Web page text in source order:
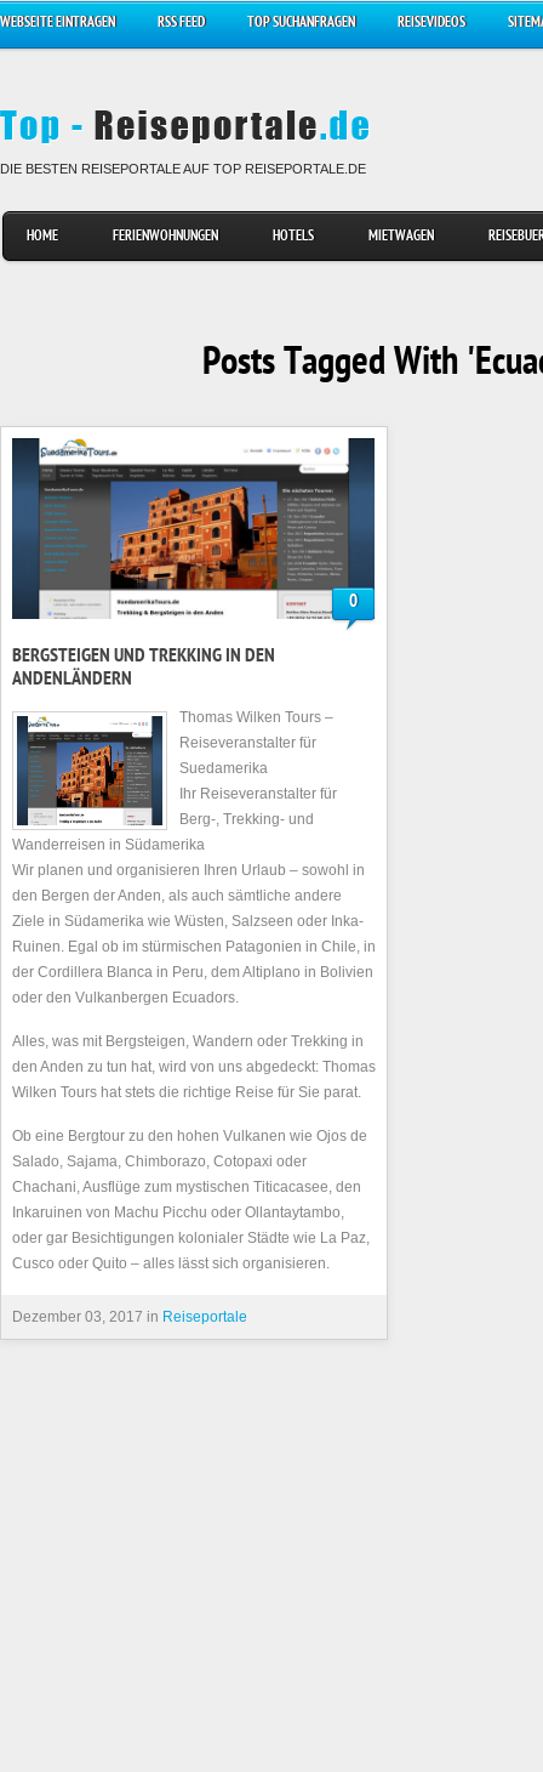
WEBSEITE EINTRAGEN RSS FEED TOP SUCHANFRAGEN REISEVIDEOS
DIE BESTEN REISEPORTALE AUF TOP REISEPORTALE.DE
HOME FERIENWOHNUNGEN HOTELS MIETWAGEN
Posts Tagged With
0
BERGSTEIGEN UND TREKKING IN DEN
ANDENLÄNDERN
Thomas Wilken Tours –
Reiseveranstalter für
Suedamerika
Ihr Reiseveranstalter für
Berg-, Trekking- und
Wanderreisen in Südamerika
Wir planen und organisieren Ihren Urlaub – sowohl in
den Bergen der Anden, als auch sämtliche andere
Ziele in Südamerika wie Wüsten, Salzseen oder Inka-
Ruinen. Egal ob im stürmischen Patagonien in Chile, in
der Cordillera Blanca in Peru, dem Altiplano in Bolivien
oder den Vulkanbergen Ecuadors.
Alles, was mit Bergsteigen, Wandern oder Trekking in
den Anden zu tun hat, wird von uns abgedeckt: Thomas
Wilken Tours hat stets die richtige Reise für Sie parat.
Ob eine Bergtour zu den hohen Vulkanen wie Ojos de
Salado, Sajama, Chimborazo, Cotopaxi oder
Chachani, Ausflüge zum mystischen Titicacasee, den
Inkaruinen von Machu Picchu oder Ollantaytambo,
oder gar Besichtigungen kolonialer Städte wie La Paz,
Cusco oder Quito – alles lässt sich organisieren.
Dezember 03, 2017 in Reiseportale